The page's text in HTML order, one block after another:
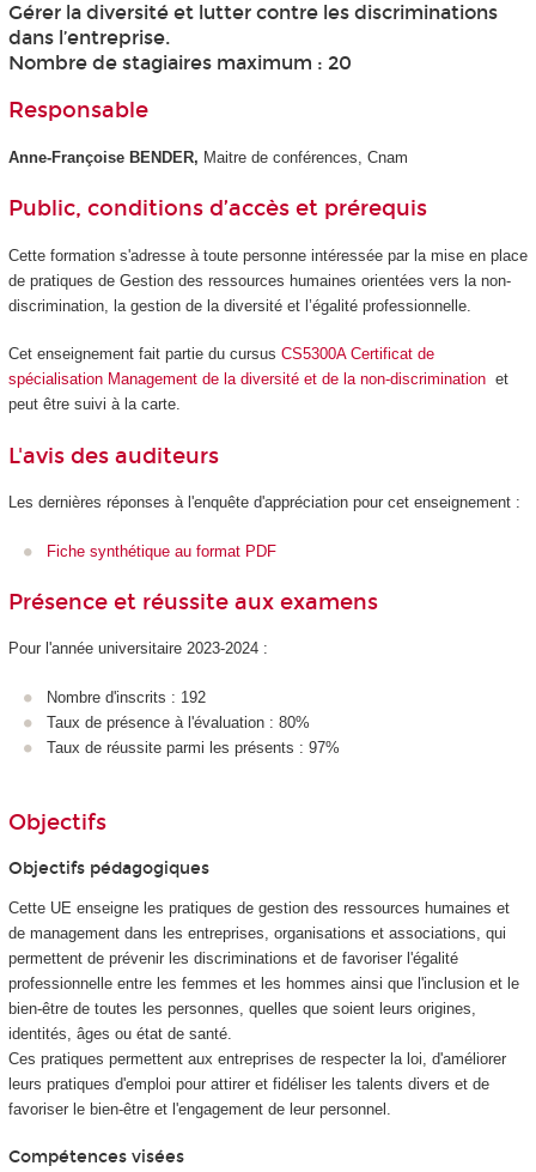
Gérer la diversité et lutter contre les discriminations
dans l’entreprise.
Nombre de stagiaires maximum : 20
Responsable
Anne-Françoise BENDER, Maitre de conférences, Cnam
Public, conditions d’accès et prérequis
Cette formation s'adresse à toute personne intéressée par la mise en place
de pratiques de Gestion des ressources humaines orientées vers la non-
discrimination, la gestion de la diversité et l’égalité professionnelle.
Cet enseignement fait partie du cursus CS5300A Certificat de
spécialisation Management de la diversité et de la non-discrimination et
peut être suivi à la carte.
L'avis des auditeurs
Les dernières réponses à l'enquête d'appréciation pour cet enseignement :
Fiche synthétique au format PDF
Présence et réussite aux examens
Pour l'année universitaire 2023-2024 :
Nombre d'inscrits : 192
Taux de présence à l'évaluation : 80%
Taux de réussite parmi les présents : 97%
Objectifs
Objectifs pédagogiques
Cette UE enseigne les pratiques de gestion des ressources humaines et
de management dans les entreprises, organisations et associations, qui
permettent de prévenir les discriminations et de favoriser l'égalité
professionnelle entre les femmes et les hommes ainsi que l'inclusion et le
bien-être de toutes les personnes, quelles que soient leurs origines,
identités, âges ou état de santé.
Ces pratiques permettent aux entreprises de respecter la loi, d'améliorer
leurs pratiques d'emploi pour attirer et fidéliser les talents divers et de
favoriser le bien-être et l'engagement de leur personnel.
Compétences visées